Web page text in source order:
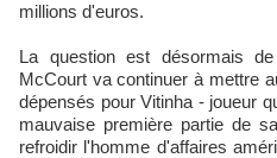
millions d'euros.
La question est désormais
McCourt va continuer à mettre
dépensés pour Vitinha - joueur
mauvaise première partie de
refroidir l'homme d'affaires